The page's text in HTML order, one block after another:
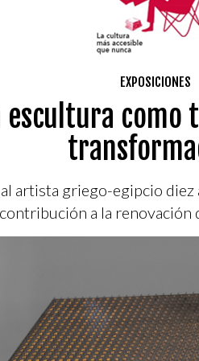
EXPOSICIONES
escultura
artista griego-egipcio
a la